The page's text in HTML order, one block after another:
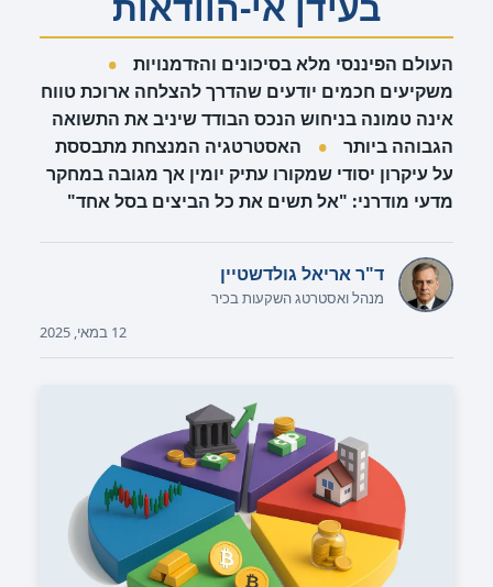
העולם הפיננסי מלא בסיכונים והזדמנויות •
משקיעים חכמים יודעים שהדרך להצלחה ארוכת טווח
אינה טמונה בניחוש הנכס הבודד שיניב את התשואה
הגבוהה ביותר
•
האסטרטגיה המנצחת מתבססת
על עיקרון יסודי שמקורו עתיק יומין אך מגובה במחקר
מדעי מודרני: "אל תשים את כל הביצים בסל אחד"
ד"ר אריאל גולדשטיין
מנהל ואסטרטג השקעות בכיר
12 במאי, 2025